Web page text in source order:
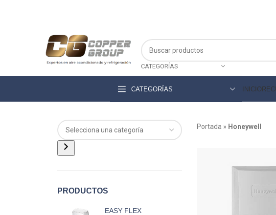
CATEGORÍAS
CATEGORÍAS INICIO
PRODUCTOS
EASY FLEX
Portada » Honeywell